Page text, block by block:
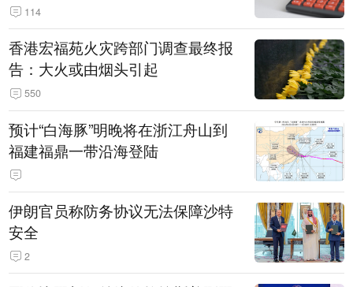
114
香港宏福苑火灾跨部门调查最终报
告：大火或由烟头引起
550
预计“白海豚”明晚将在浙江舟山到
福建福鼎一带沿海登陆
伊朗官员称防务协议无法保障沙特
安全
2